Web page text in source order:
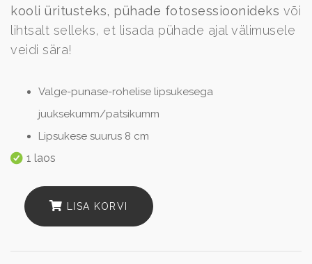
kooli üritusteks, pühade fotosessioonideks või
lihtsalt selleks, et lisada pühade ajal välimusele
veidi sära!
Valge-punase-rohelise lipsukesega
juuksekumm/patsikumm
Lipsukese suurus 8 cm
1 laos
LISA KORVI